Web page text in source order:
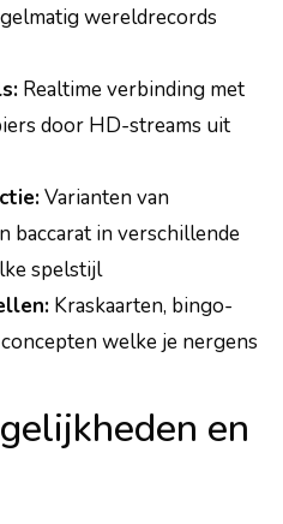
wereldrecords
Realtime verbinding met
door HD-streams uit
Varianten van
baccarat in verschillende
spelstijl
Kraskaarten, bingo-
welke je nergens
en